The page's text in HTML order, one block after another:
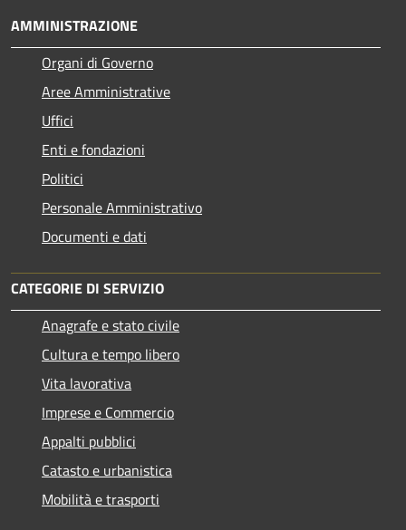
AMMINISTRAZIONE
Organi di Governo
Aree Amministrative
Uffici
Enti e fondazioni
Politici
Personale Amministrativo
Documenti e dati
CATEGORIE DI SERVIZIO
Anagrafe e stato civile
Cultura e tempo libero
Vita lavorativa
Imprese e Commercio
Appalti pubblici
Catasto e urbanistica
Mobilità e trasporti